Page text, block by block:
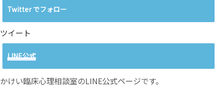
Twitter でフォロー
ツイート
LINE公式
かけい臨床心理相談室のLINE公式ページです。